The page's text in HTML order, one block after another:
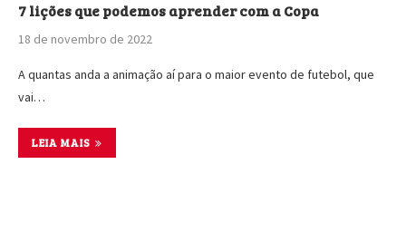
7 lições que podemos aprender com a Copa
18 de novembro de 2022
A quantas anda a animação aí para o maior evento de futebol, que
vai…
LEIA MAIS